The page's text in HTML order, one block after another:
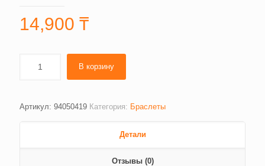
14,900 ₸
В корзину
Артикул: 94050419 Категория: Браслеты
Детали
Отзывы (0)